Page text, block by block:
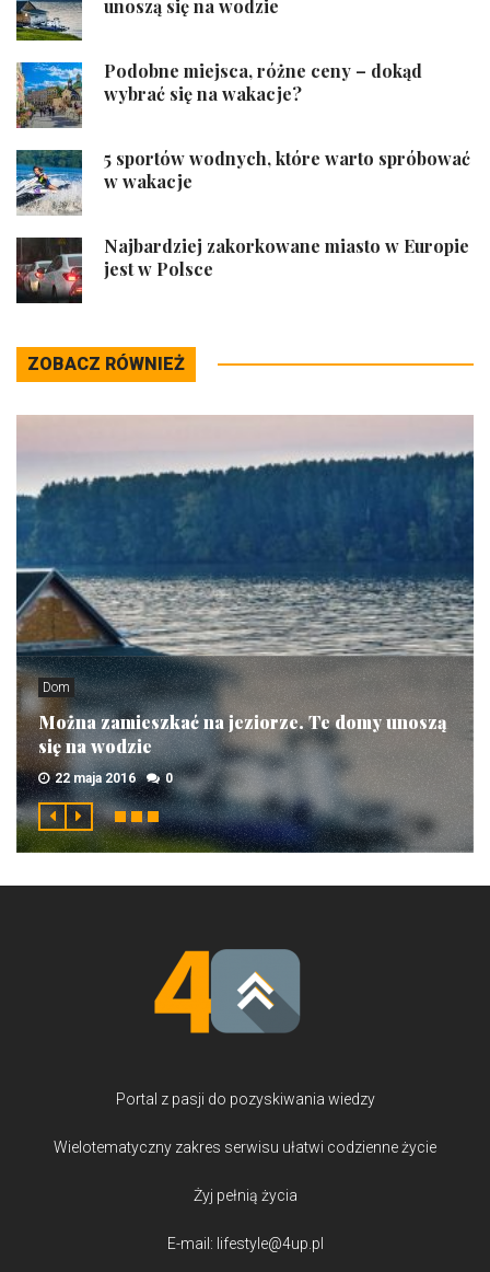
unoszą się na wodzie
Podobne miejsca, różne ceny – dokąd
wybrać się na wakacje?
5 sportów wodnych, które warto spróbować
w wakacje
Najbardziej zakorkowane miasto w Europie
jest w Polsce
ZOBACZ RÓWNIEŻ
Dom
Można zamieszkać na jeziorze. Te domy unoszą
się na wodzie
22 maja 2016 0
Portal z pasji do pozyskiwania wiedzy
Wielotematyczny zakres serwisu ułatwi codzienne życie
Żyj pełnią życia
E-mail: lifestyle@4up.pl